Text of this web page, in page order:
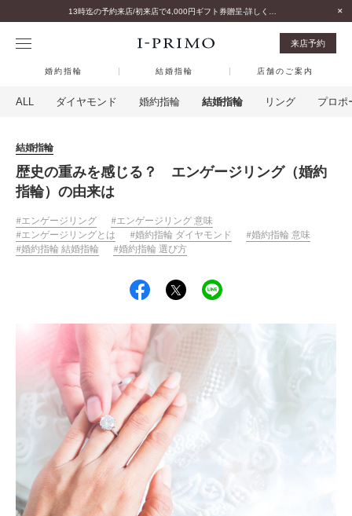
来店予約
婚約指輪 結婚指輪 店舗のご案内
ALL ダイヤモンド 婚約指輪 結婚指輪 リング プロポ
結婚指輪
歴史の重みを感じる？ エンゲージリング（婚約
指輪）の由来は
エンゲージリング
エンゲージリング 意味
エンゲージリングとは
婚約指輪 ダイヤモンド
婚約指輪 意味
婚約指輪 結婚指輪
婚約指輪 選び方